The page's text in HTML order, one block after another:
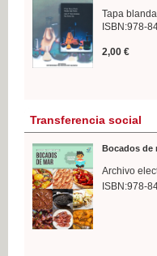
Tapa
ISBN:978-
2,00 €
Transferencia social
Bocados de
Archivo
ISBN:978-